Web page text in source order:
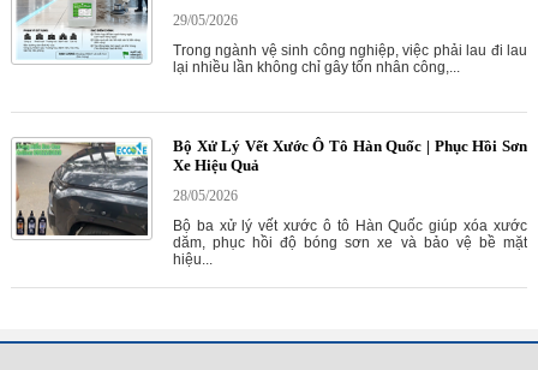
29/05/2026
Trong ngành vệ sinh công nghiệp, việc phải lau đi lau
lại nhiều lần không chỉ gây tốn nhân công,...
Bộ Xử Lý Vết Xước Ô Tô Hàn Quốc | Phục Hồi Sơn
Xe Hiệu Quả
28/05/2026
Bộ ba xử lý vết xước ô tô Hàn Quốc giúp xóa xước
dăm, phục hồi độ bóng sơn xe và bảo vệ bề mặt
hiệu...